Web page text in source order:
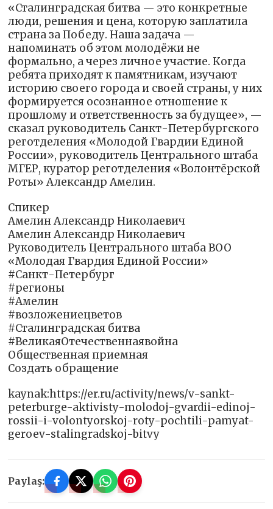
«Сталинградская битва — это конкретные
люди, решения и цена, которую заплатила
страна за Победу. Наша задача —
напоминать об этом молодёжи не
формально, а через личное участие. Когда
ребята приходят к памятникам, изучают
историю своего города и своей страны, у них
формируется осознанное отношение к
прошлому и ответственность за будущее», —
сказал руководитель Санкт-Петербургского
реготделения «Молодой Гвардии Единой
России», руководитель Центрального штаба
МГЕР, куратор реготделения «Волонтёрской
Роты» Александр Амелин.
Спикер
Амелин Александр Николаевич
Амелин Александр Николаевич
Руководитель Центрального штаба ВОО
«Молодая Гвардия Единой России»
#Санкт-Петербург
#регионы
#Амелин
#возложениецветов
#Сталинградская битва
#ВеликаяОтечественнаявойна
Общественная приемная
Создать обращение
kaynak:https://er.ru/activity/news/v-sankt-
peterburge-aktivisty-molodoj-gvardii-edinoj-
rossii-i-volontyorskoj-roty-pochtili-pamyat-
geroev-stalingradskoj-bitvy
Paylaş: